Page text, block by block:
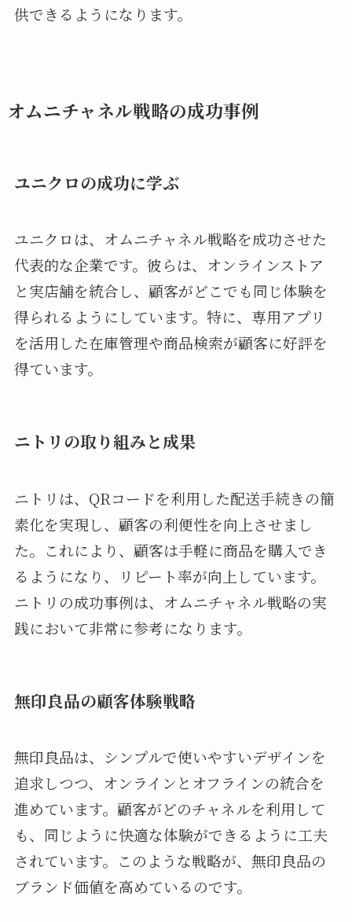
供できるようになります。
オムニチャネル戦略の成功事例
ユニクロの成功に学ぶ
ユニクロは、オムニチャネル戦略を成功させた
代表的な企業です。彼らは、オンラインストア
と実店舗を統合し、顧客がどこでも同じ体験を
得られるようにしています。特に、専用アプリ
を活用した在庫管理や商品検索が顧客に好評を
得ています。
ニトリの取り組みと成果
ニトリは、QRコードを利用した配送手続きの簡
素化を実現し、顧客の利便性を向上させまし
た。これにより、顧客は手軽に商品を購入でき
るようになり、リピート率が向上しています。
ニトリの成功事例は、オムニチャネル戦略の実
践において非常に参考になります。
無印良品の顧客体験戦略
無印良品は、シンプルで使いやすいデザインを
追求しつつ、オンラインとオフラインの統合を
進めています。顧客がどのチャネルを利用して
も、同じように快適な体験ができるように工夫
されています。このような戦略が、無印良品の
ブランド価値を高めているのです。